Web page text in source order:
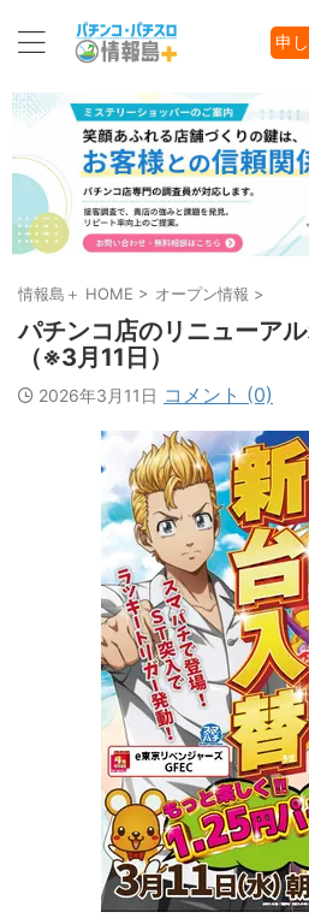
申
情報島＋ HOME > オープン情報 >
パチンコ店のリニューア
（※3月11日）
2026年3月11日 コメント (0)